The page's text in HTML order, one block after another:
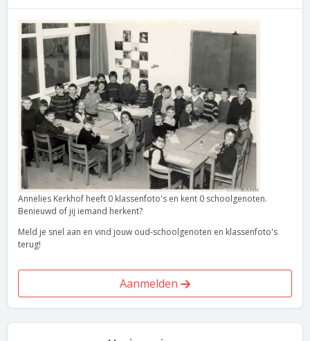
Annelies Kerkhof heeft 0 klassenfoto's en kent 0 schoolgenoten.
Benieuwd of jij iemand herkent?
Meld je snel aan en vind jouw oud-schoolgenoten en klassenfoto's
terug!
Aanmelden